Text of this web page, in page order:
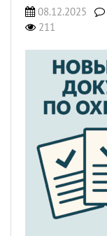
08.12.2025
211